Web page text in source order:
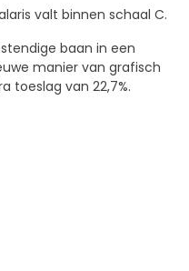
valt binnen schaal C.
baan in een
manier van grafisch
toeslag van 22,7%.